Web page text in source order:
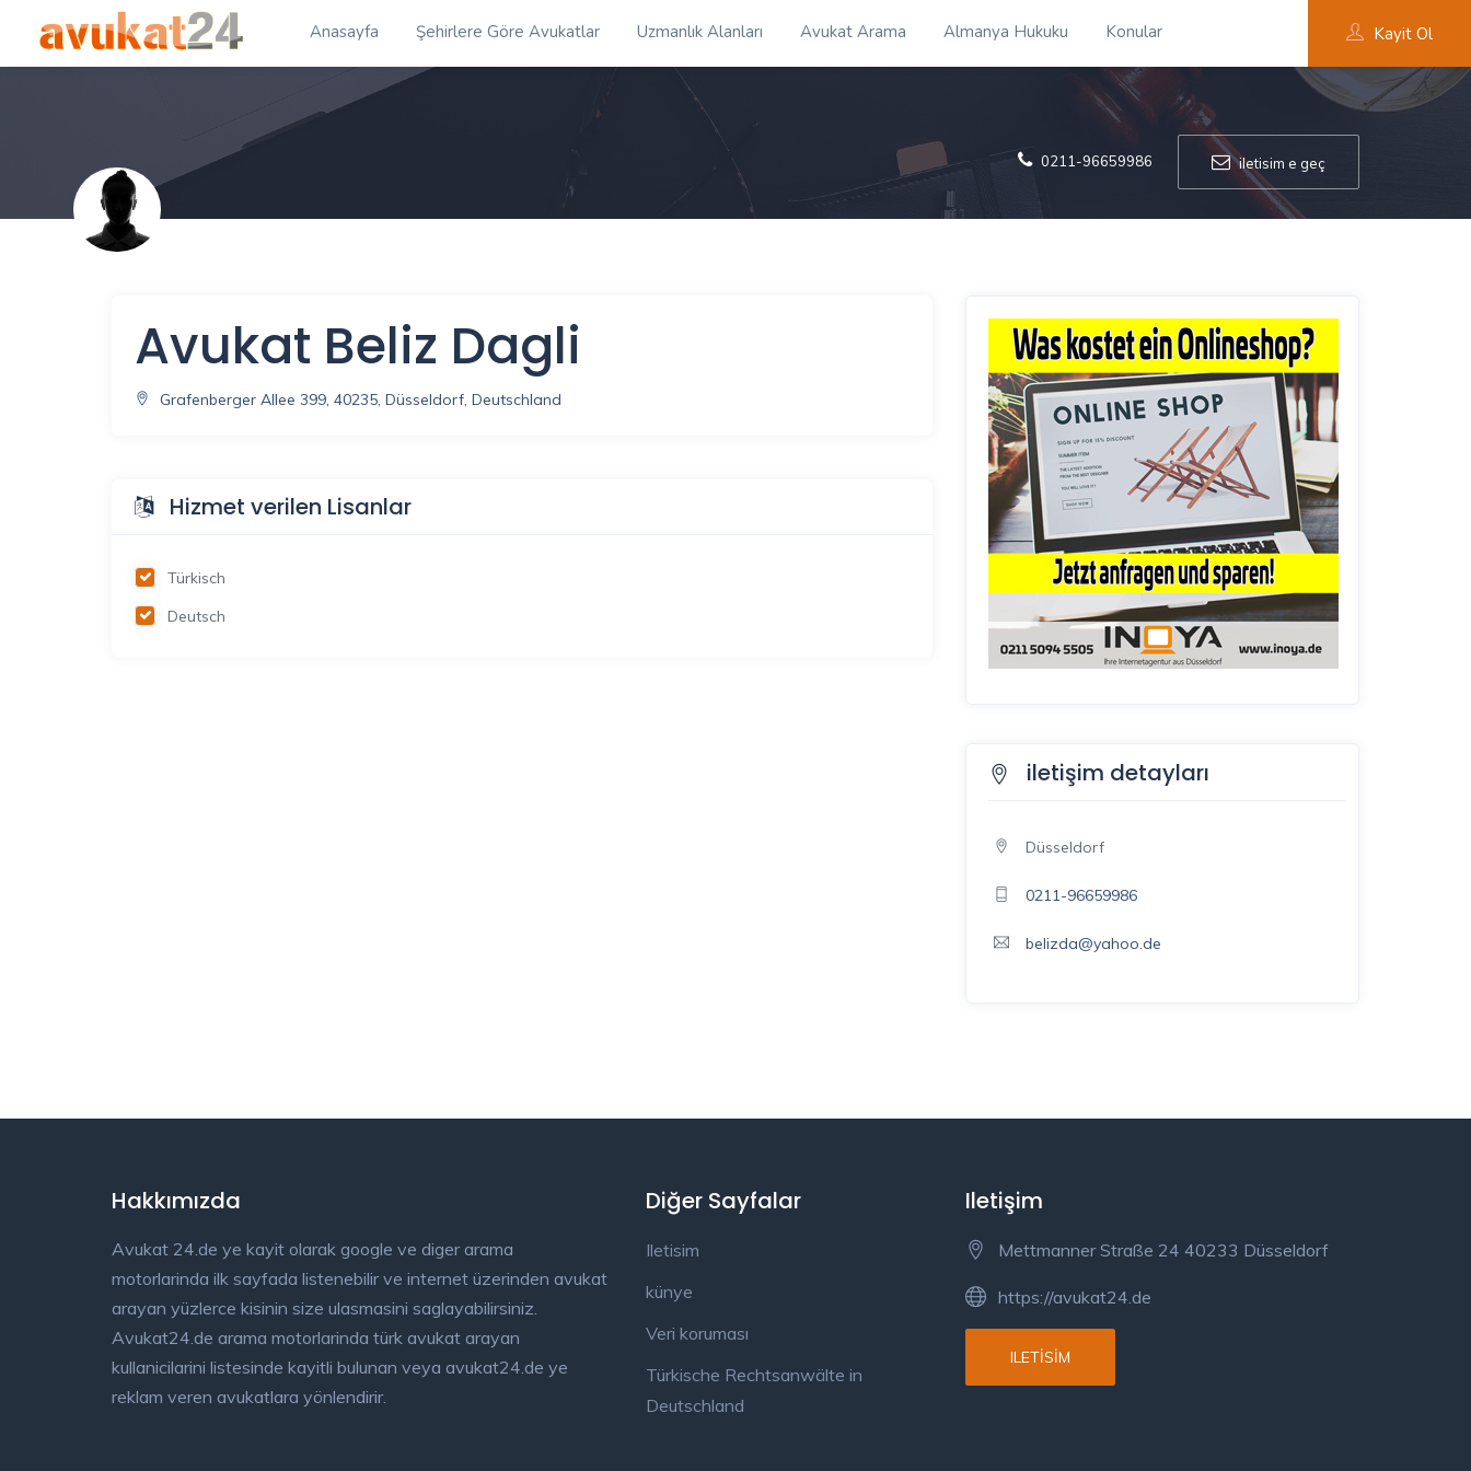
Anasayfa Şehirlere Göre Avukatlar Uzmanlık Alanları Avukat Arama Almanya Hukuku Konular Kayit Ol
0211-96659986 iletisim e geç
Avukat Beliz Dagli
Grafenberger Allee 399, 40235, Düsseldorf, Deutschland
Hizmet verilen Lisanlar
Türkisch
Deutsch
iletişim detayları
Düsseldorf
0211-96659986
belizda@yahoo.de
Hakkımızda
Avukat 24.de ye kayit olarak google ve diger arama
motorlarinda ilk sayfada listenebilir ve internet üzerinden avukat
arayan yüzlerce kisinin size ulasmasini saglayabilirsiniz.
Avukat24.de arama motorlarinda türk avukat arayan
kullanicilarini listesinde kayitli bulunan veya avukat24.de ye
reklam veren avukatlara yönlendirir.
Diğer Sayfalar
Iletisim
künye
Veri koruması
Türkische Rechtsanwälte in
Deutschland
Iletişim
Mettmanner Straße 24 40233 Düsseldorf
https://avukat24.de
ILETISIM